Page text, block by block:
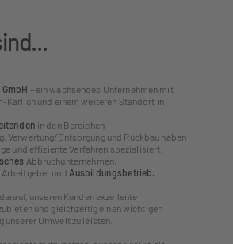
– ein wachsendes Unternehmen mit
Kärlich und einem weiteren Standort in
in den Bereichen
Verwertung/Entsorgung und Rückbau haben
und effiziente Verfahren spezialisiert.
Abbruchunternehmen,
Arbeitgeber und Ausbildungsbetrieb.
unseren Kunden exzellente
und gleichzeitig einen wichtigen
unserer Umwelt zu leisten.